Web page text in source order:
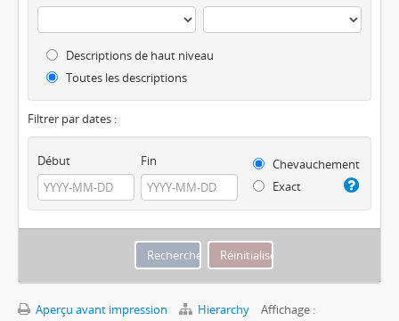
Descriptions de haut niveau
Toutes les descriptions
Filtrer par dates :
Début Fin
Chevauchement
Exact
Aperçu avant impression Hierarchy
Affichage :